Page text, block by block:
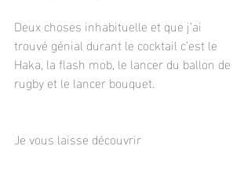
Deux choses inhabituelle et que j’ai
trouvé génial durant le cocktail c’est le
Haka, la flash mob, le lancer du ballon de
rugby et le lancer bouquet.
Je vous laisse découvrir